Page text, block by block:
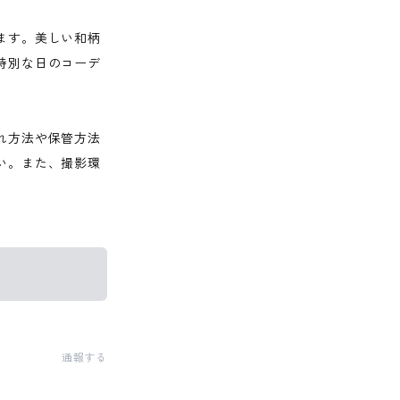
す。美しい和柄
別な日のコーデ
方法や保管方法
。また、撮影環
通報する